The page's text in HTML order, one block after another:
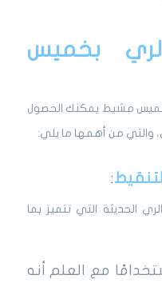
بخميس
مشيط يمكنك الحصول
والتي من أهمها ما يلي:
:
الحديثة التي تتميز بما
مع العلم أنه